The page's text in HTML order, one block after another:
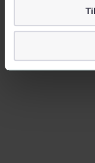
Vi tar ditt
identifiserer deg,